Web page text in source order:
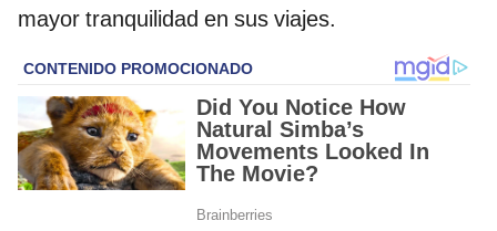
mayor tranquilidad en sus viajes.